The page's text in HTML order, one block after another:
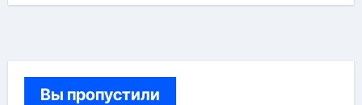
Вы пропустили